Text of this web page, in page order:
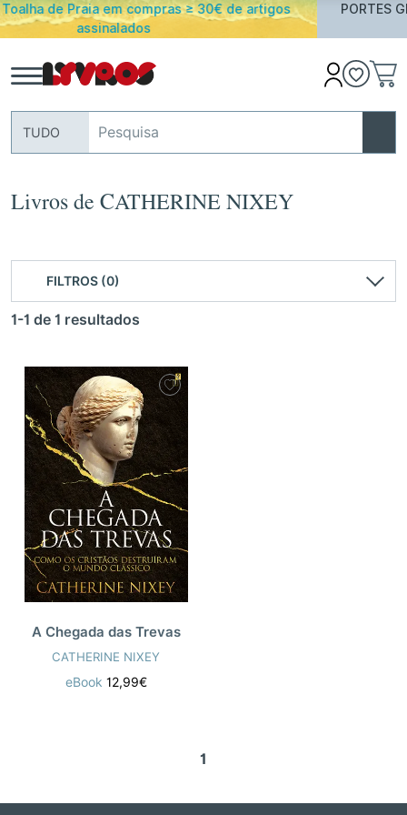
PORTES GRATUITOS em encomendas acima de
Portugal Continental
TUDO
Livros de CATHERINE NIXEY
FILTROS (0)
1-1 de 1 resultados
A Chegada das Trevas
CATHERINE NIXEY
eBook 12,99€
1